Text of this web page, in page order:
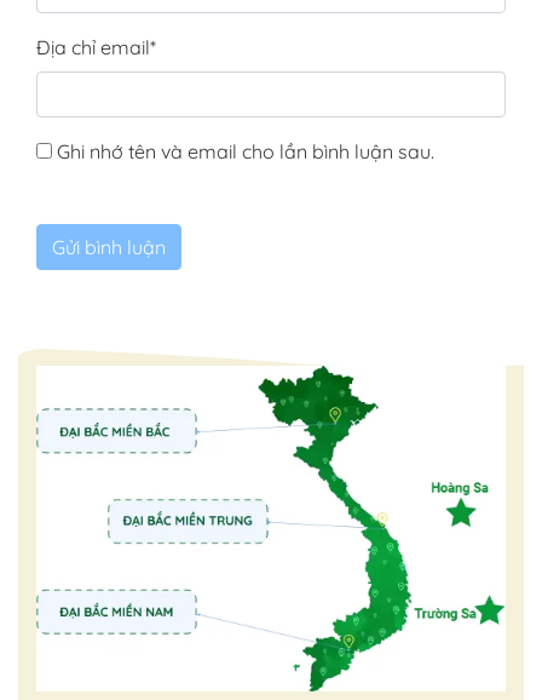
Địa chỉ email*
Ghi nhớ tên và email cho lần bình luận sau.